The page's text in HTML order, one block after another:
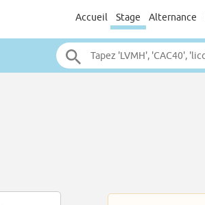
Accueil Stage Alternance